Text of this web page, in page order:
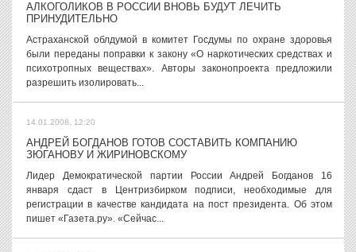
АЛКОГОЛИКОВ В РОССИИ ВНОВЬ БУДУТ ЛЕЧИТЬ
ПРИНУДИТЕЛЬНО
Астраханской облдумой в комитет Госдумы по охране здоровья
были переданы поправки к закону «О наркотических средствах и
психотропных веществах». Авторы законопроекта предложили
разрешить изолировать...
14.01.2008, 12:20
АНДРЕЙ БОГДАНОВ ГОТОВ СОСТАВИТЬ КОМПАНИЮ
ЗЮГАНОВУ И ЖИРИНОВСКОМУ
Лидер Демократической партии России Андрей Богданов 16
января сдаст в Центризбирком подписи, необходимые для
регистрации в качестве кандидата на пост президента. Об этом
пишет «Газета.ру». «Сейчас...